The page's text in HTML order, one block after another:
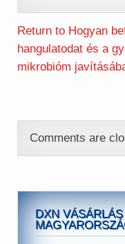
Return to Hogyan
hangulatodat és a
mikrobióm
Comments are
DXN